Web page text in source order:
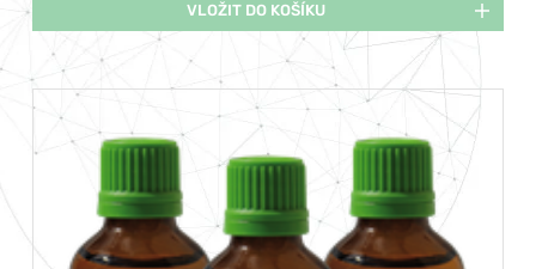
VLOŽIT DO KOŠÍKU